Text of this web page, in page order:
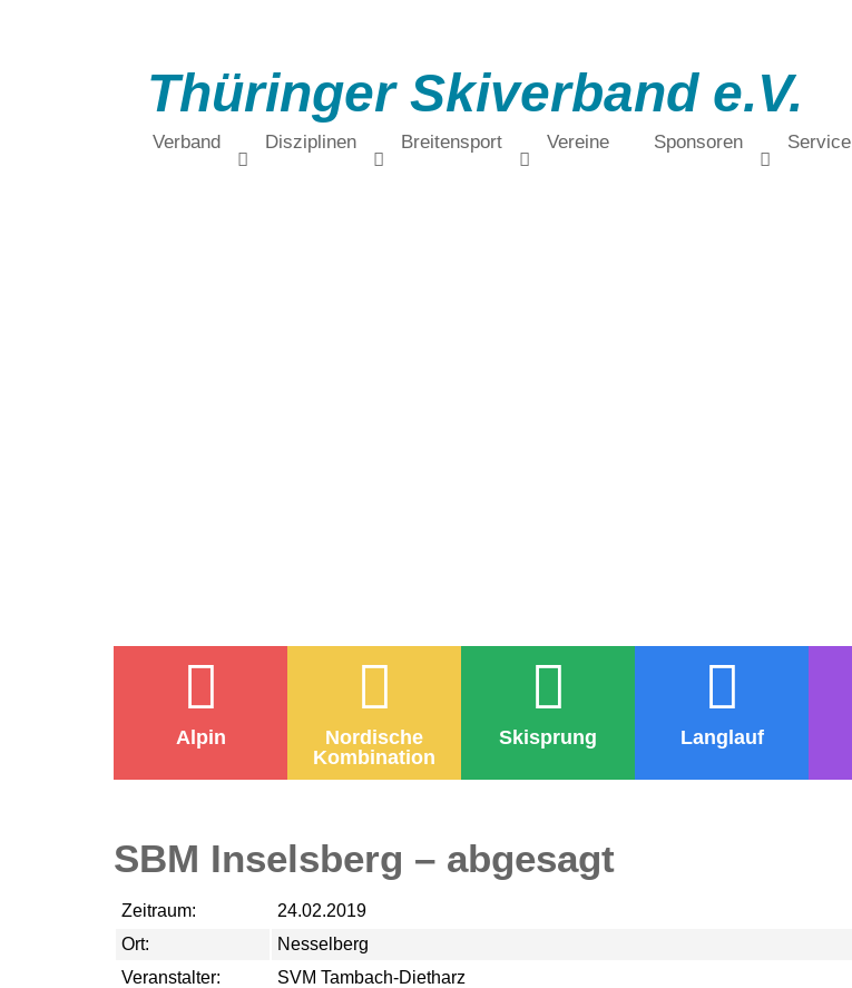
Thüringer Skiverband e.V.
Verband Disziplinen Breitensport Vereine Sponsoren Service
Alpin
Nordische
Kombination
Skisprung Langlauf
SBM Inselsberg – abgesagt
Zeitraum:
24.02.2019
Ort:
Nesselberg
Veranstalter:
SVM Tambach-Dietharz